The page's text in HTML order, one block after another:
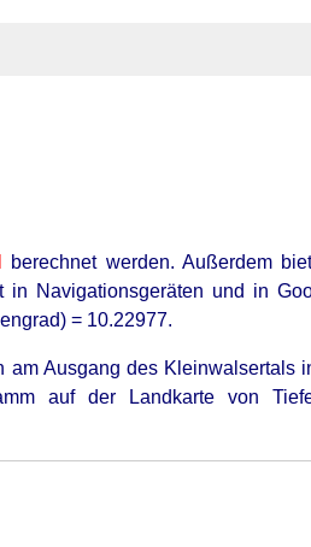
berechnet werden. Außerdem
Navigationsgeräten und in
= 10.22977.
Ausgang des Kleinwalsertals
auf der Landkarte von